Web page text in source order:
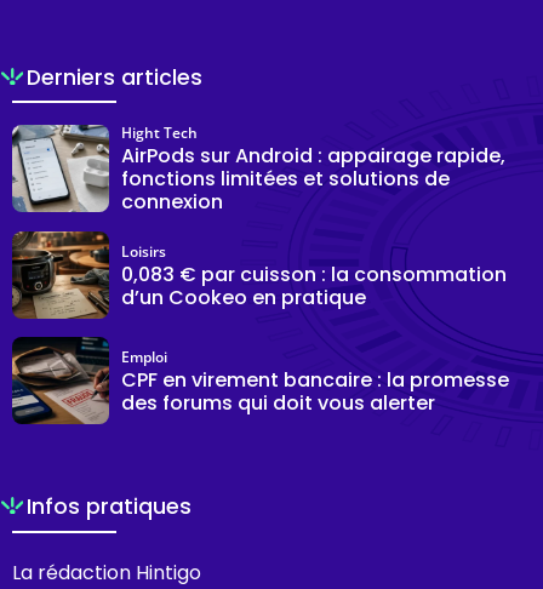
Derniers articles
AirPods sur Android : appairage rapide,
fonctions limitées et solutions de
connexion
Hight Tech
0,083 € par cuisson : la consommation
d’un Cookeo en pratique
Loisirs
CPF en virement bancaire : la promesse
des forums qui doit vous alerter
Emploi
Infos pratiques
La rédaction Hintigo